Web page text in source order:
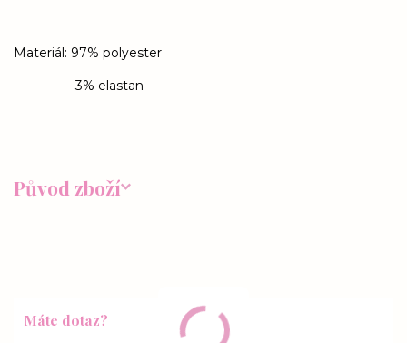
Materiál: 97% polyester
3% elastan
Původ zboží
Máte dotaz?